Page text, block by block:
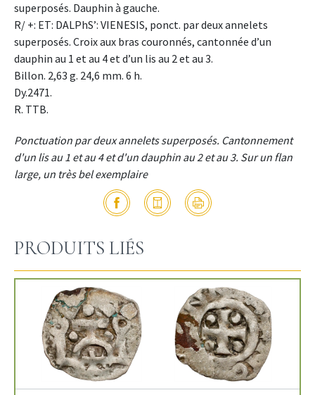
superposés. Dauphin à gauche.
R/ +: ET: DALPhS’: VIENESIS, ponct. par deux annelets
superposés. Croix aux bras couronnés, cantonnée d’un
dauphin au 1 et au 4 et d’un lis au 2 et au 3.
Billon. 2,63 g. 24,6 mm. 6 h.
Dy.2471.
R. TTB.
Ponctuation par deux annelets superposés. Cantonnement
d'un lis au 1 et au 4 et d'un dauphin au 2 et au 3. Sur un flan
large, un très bel exemplaire
PRODUITS LIÉS